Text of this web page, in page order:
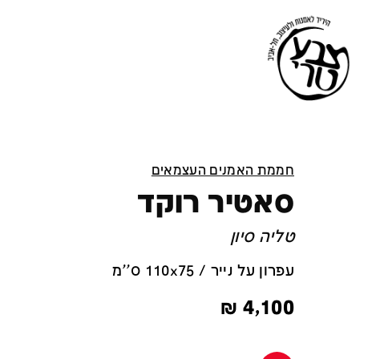
חממת האמנים העצמאים
סאטיר רוקד
טליה סיון
עפרון על נייר / 110x75 ס''מ
4,100
₪